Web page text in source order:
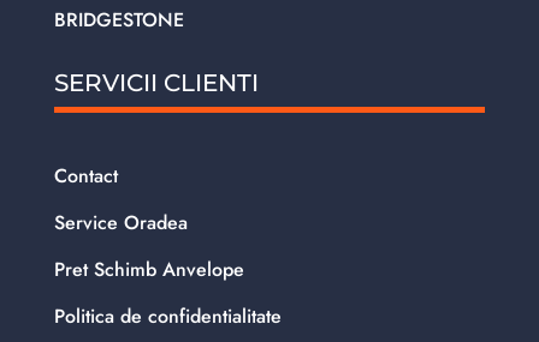
BRIDGESTONE
SERVICII CLIENTI
Contact
Service Oradea
Pret Schimb Anvelope
Politica de confidentialitate